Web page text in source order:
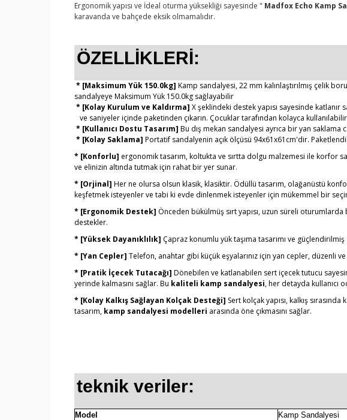
Ergonomik yapısı ve İdeal oturma yüksekliği sayesinde " Madfox Echo Kamp
karavanda ve bahçede eksik olmamalıdır.
ÖZELLİKLERİ:
* [Maksimum Yük 150.0kg] Kamp sandalyesi, 22 mm kalınlaştırılmış çelik
sandalyeye Maksimum Yük 150.0kg sağlayabilir
* [Kolay Kurulum ve Kaldırma] X şeklindeki destek yapısı sayesinde katlanır
ve saniyeler içinde paketinden çıkarın. Çocuklar tarafından kolayca kullanılabilir
* [Kullanıcı Dostu Tasarım] Bu dış mekan sandalyesi ayrıca bir yan
* [Kolay Saklama] Portatif sandalyenin açık ölçüsü 94x61x61cm'dir.
* [Konforlu] ergonomik tasarım, koltukta ve sırtta dolgu malzemesi ile korfor
ve elinizin altında tutmak için rahat bir yer sunar.
* [Orjinal] Her ne olursa olsun klasik, klasiktir. Ödüllü tasarım, olağanüstü
keşfetmek isteyenler ve tabi ki evde dinlenmek isteyenler için mükemmel bir
* [Ergonomik Destek] Önceden bükülmüş sırt yapısı, uzun süreli oturumlarda
destekler.
* [Yüksek Dayanıklılık] Çapraz konumlu yük taşıma tasarımı ve
* [Yan Cepler] Telefon, anahtar gibi küçük eşyalarınız için yan cepler, düzenli
* [Pratik İçecek Tutacağı] Dönebilen ve katlanabilen sert içecek tutucu
yerinde kalmasını sağlar. Bu kaliteli kamp sandalyesi, her detayda kullanıcı
* [Kolay Kalkış Sağlayan Kolçak Desteği] Sert kolçak yapısı, kalkış
tasarım, kamp sandalyesi modelleri arasında öne çıkmasını sağlar.
teknik veriler:
Model Kamp Sandalyesi